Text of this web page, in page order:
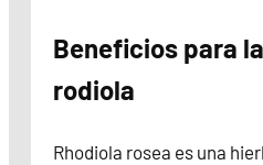
Beneficios para
rodiola
Rhodiola rosea es una